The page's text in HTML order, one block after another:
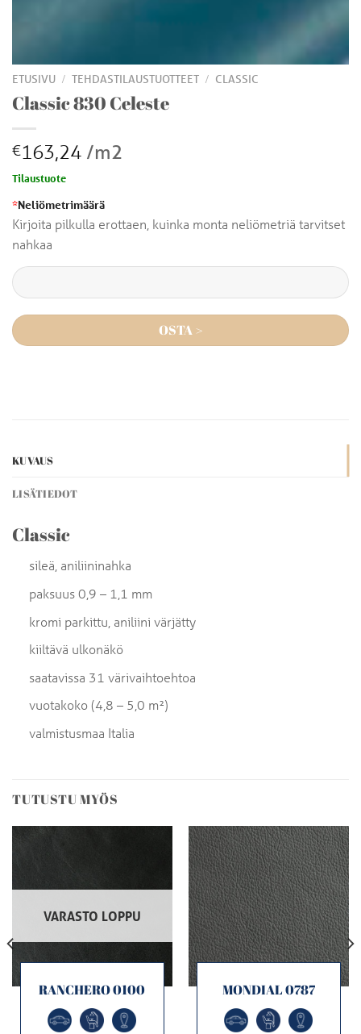
ETUSIVU / TEHDASTILAUSTUOTTEET / CLASSIC
Classic 830 Celeste
€163,24 /m2
Tilaustuote
*Neliömetrimäärä
Kirjoita pilkulla erottaen, kuinka monta neliömetriä tarvitset
nahkaa
OSTA >
KUVAUS
LISÄTIEDOT
Classic
sileä, aniliininahka
paksuus 0,9 – 1,1 mm
kromi parkittu, aniliini värjätty
kiiltävä ulkonäkö
saatavissa 31 värivaihtoehtoa
vuotakoko (4,8 – 5,0 m²)
valmistusmaa Italia
TUTUSTU MYÖS
VARASTO LOPPU
RANCHERO 0100 MONDIAL 0787